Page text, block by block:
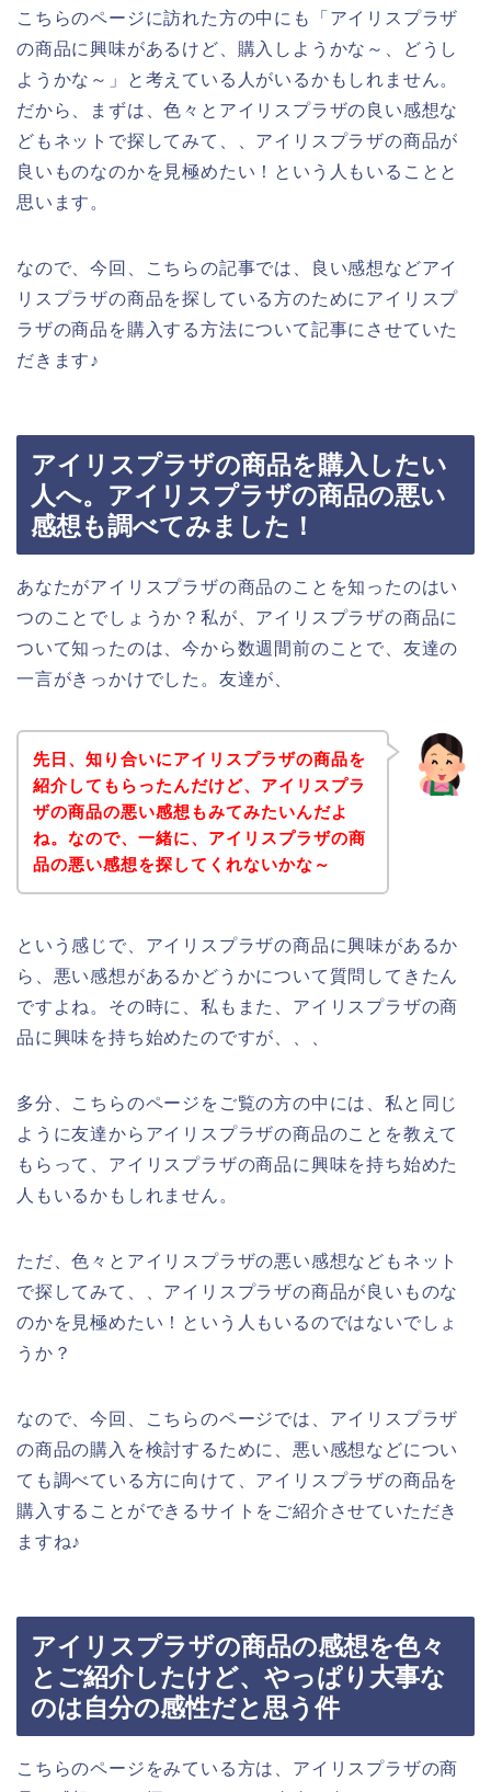
こちらのページに訪れた方の中にも「アイリスプラザ
の商品に興味があるけど、購入しようかな～、どうし
ようかな～」と考えている人がいるかもしれません。
だから、まずは、色々とアイリスプラザの良い感想な
どもネットで探してみて、、アイリスプラザの商品が
良いものなのかを見極めたい！という人もいることと
思います。
なので、今回、こちらの記事では、良い感想などアイ
リスプラザの商品を探している方のためにアイリスプ
ラザの商品を購入する方法について記事にさせていた
だきます♪
アイリスプラザの商品を購入したい
人へ。アイリスプラザの商品の悪い
感想も調べてみました！
あなたがアイリスプラザの商品のことを知ったのはい
つのことでしょうか？私が、アイリスプラザの商品に
ついて知ったのは、今から数週間前のことで、友達の
一言がきっかけでした。友達が、
先日、知り合いにアイリスプラザの商品を
紹介してもらったんだけど、アイリスプラ
ザの商品の悪い感想もみてみたいんだよ
ね。なので、一緒に、アイリスプラザの商
品の悪い感想を探してくれないかな～
という感じで、アイリスプラザの商品に興味があるか
ら、悪い感想があるかどうかについて質問してきたん
ですよね。その時に、私もまた、アイリスプラザの商
品に興味を持ち始めたのですが、、、
多分、こちらのページをご覧の方の中には、私と同じ
ように友達からアイリスプラザの商品のことを教えて
もらって、アイリスプラザの商品に興味を持ち始めた
人もいるかもしれません。
ただ、色々とアイリスプラザの悪い感想などもネット
で探してみて、、アイリスプラザの商品が良いものな
のかを見極めたい！という人もいるのではないでしょ
うか？
なので、今回、こちらのページでは、アイリスプラザ
の商品の購入を検討するために、悪い感想などについ
ても調べている方に向けて、アイリスプラザの商品を
購入することができるサイトをご紹介させていただき
ますね♪
アイリスプラザの商品の感想を色々
とご紹介したけど、やっぱり大事な
のは自分の感性だと思う件
こちらのページをみている方は、アイリスプラザの商